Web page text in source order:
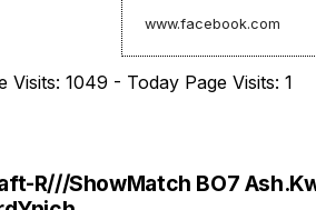
www.facebook.com
Visits: 1049 - Today Page Visits: 1
R///ShowMatch BO7